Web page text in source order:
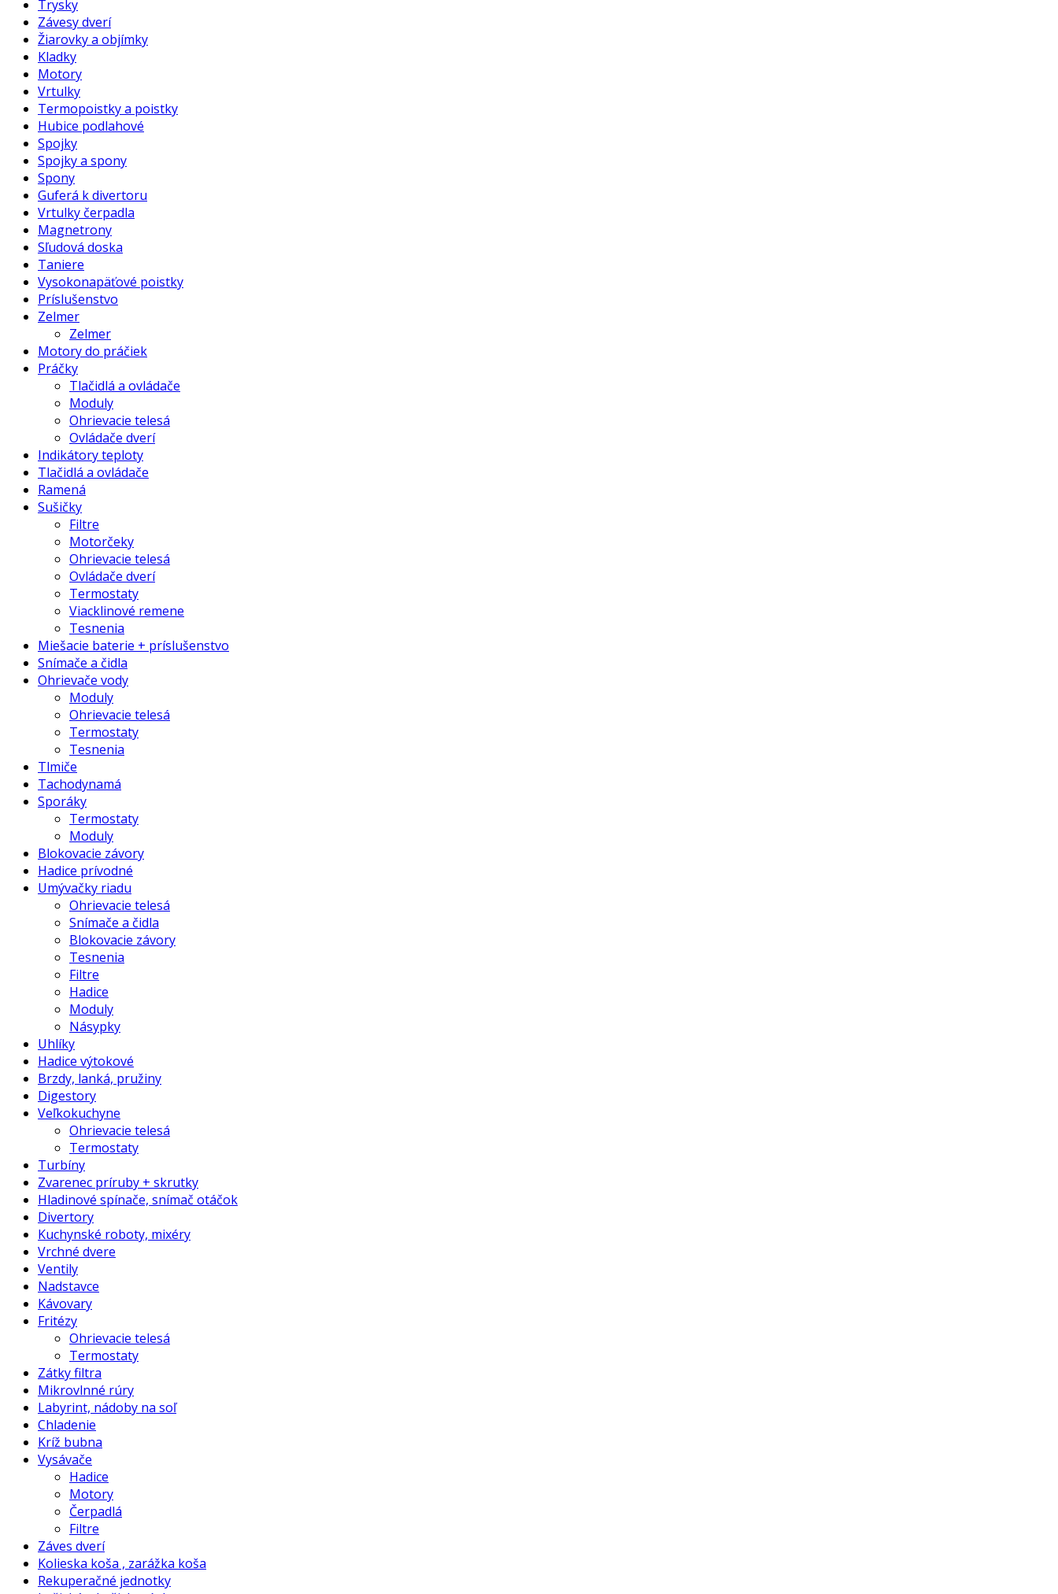
Trysky
Závesy dverí
Žiarovky a objímky
Kladky
Motory
Vrtulky
Termopoistky a poistky
Hubice podlahové
Spojky
Spojky a spony
Spony
Guferá k divertoru
Vrtulky čerpadla
Magnetrony
Sľudová doska
Taniere
Vysokonapäťové poistky
Príslušenstvo
Zelmer
Zelmer
Motory do práčiek
Práčky
Tlačidlá a ovládače
Moduly
Ohrievacie telesá
Ovládače dverí
Indikátory teploty
Tlačidlá a ovládače
Ramená
Sušičky
Filtre
Motorčeky
Ohrievacie telesá
Ovládače dverí
Termostaty
Viacklinové remene
Tesnenia
Miešacie baterie + príslušenstvo
Snímače a čidla
Ohrievače vody
Moduly
Ohrievacie telesá
Termostaty
Tesnenia
Tlmiče
Tachodynamá
Sporáky
Termostaty
Moduly
Blokovacie závory
Hadice prívodné
Umývačky riadu
Ohrievacie telesá
Snímače a čidla
Blokovacie závory
Tesnenia
Filtre
Hadice
Moduly
Násypky
Uhlíky
Hadice výtokové
Brzdy, lanká, pružiny
Digestory
Veľkokuchyne
Ohrievacie telesá
Termostaty
Turbíny
Zvarenec príruby + skrutky
Hladinové spínače, snímač otáčok
Divertory
Kuchynské roboty, mixéry
Vrchné dvere
Ventily
Nadstavce
Kávovary
Fritézy
Ohrievacie telesá
Termostaty
Zátky filtra
Mikrovlnné rúry
Labyrint, nádoby na soľ
Chladenie
Kríž bubna
Vysávače
Hadice
Motory
Čerpadlá
Filtre
Záves dverí
Kolieska koša , zarážka koša
Rekuperačné jednotky